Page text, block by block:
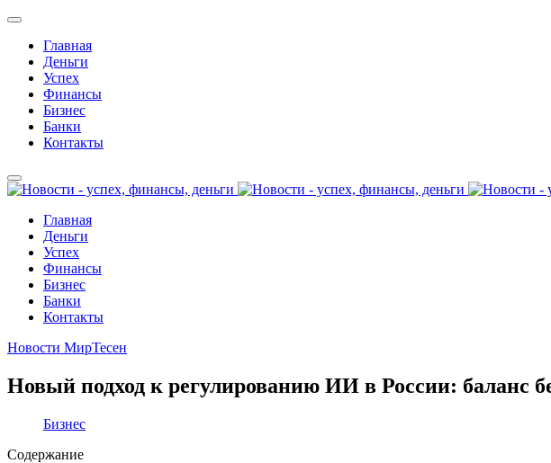
Главная
Деньги
Успех
Финансы
Бизнес
Банки
Контакты
Главная
Деньги
Успех
Финансы
Бизнес
Банки
Контакты
Новости МирТесен
Новый подход к регулированию ИИ в России: баланс
Бизнес
Содержание